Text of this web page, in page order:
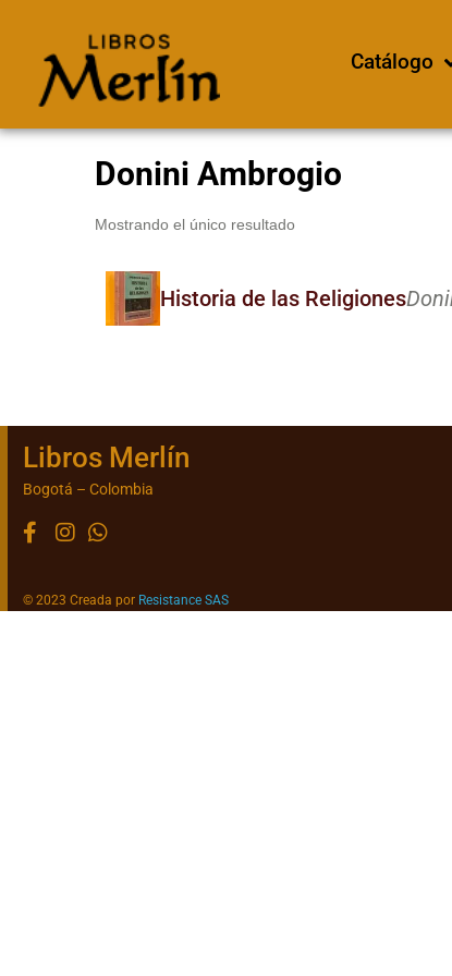
Catálogo
Donini Ambrogio
Mostrando el único resultado
Historia de las Religiones
Libros Merlín
Bogotá – Colombia
© 2023 Creada por Resistance SAS